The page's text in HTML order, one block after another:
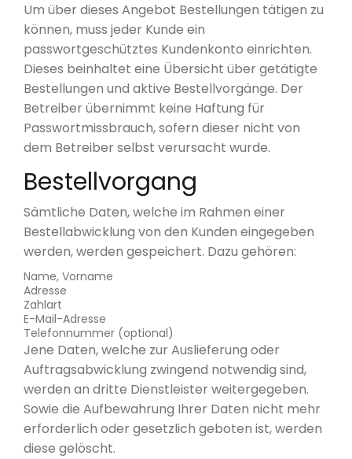
Um über dieses Angebot Bestellungen tätigen zu
können, muss jeder Kunde ein
passwortgeschütztes Kundenkonto einrichten.
Dieses beinhaltet eine Übersicht über getätigte
Bestellungen und aktive Bestellvorgänge. Der
Betreiber übernimmt keine Haftung für
Passwortmissbrauch, sofern dieser nicht von
dem Betreiber selbst verursacht wurde.
Bestellvorgang
Sämtliche Daten, welche im Rahmen einer
Bestellabwicklung von den Kunden eingegeben
werden, werden gespeichert. Dazu gehören:
Name, Vorname
Adresse
Zahlart
E-Mail-Adresse
Telefonnummer (optional)
Jene Daten, welche zur Auslieferung oder
Auftragsabwicklung zwingend notwendig sind,
werden an dritte Dienstleister weitergegeben.
Sowie die Aufbewahrung Ihrer Daten nicht mehr
erforderlich oder gesetzlich geboten ist, werden
diese gelöscht.